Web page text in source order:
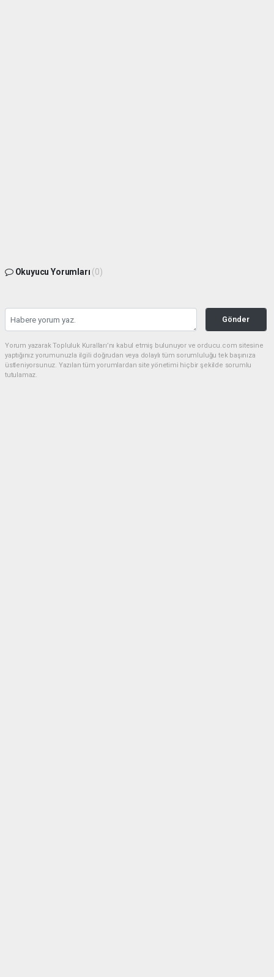
Okuyucu Yorumları (0)
Gönder
Yorum yazarak Topluluk Kuralları’nı kabul etmiş bulunuyor ve orducu.com sitesine
yaptığınız yorumunuzla ilgili doğrudan veya dolaylı tüm sorumluluğu tek başınıza
üstleniyorsunuz. Yazılan tüm yorumlardan site yönetimi hiçbir şekilde sorumlu
tutulamaz.